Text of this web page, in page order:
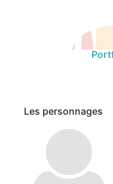
Les personnages